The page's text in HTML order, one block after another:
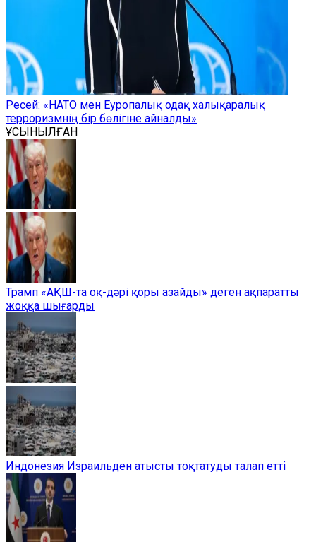
Ресей: «НАТО мен Еуропалық одақ халықаралық
терроризмнің бір бөлігіне айналды»
ҰСЫНЫЛҒАН
Трамп «АҚШ-та оқ-дәрі қоры азайды» деген ақпаратты
жоққа шығарды
Индонезия Израильден атысты тоқтатуды талап етті